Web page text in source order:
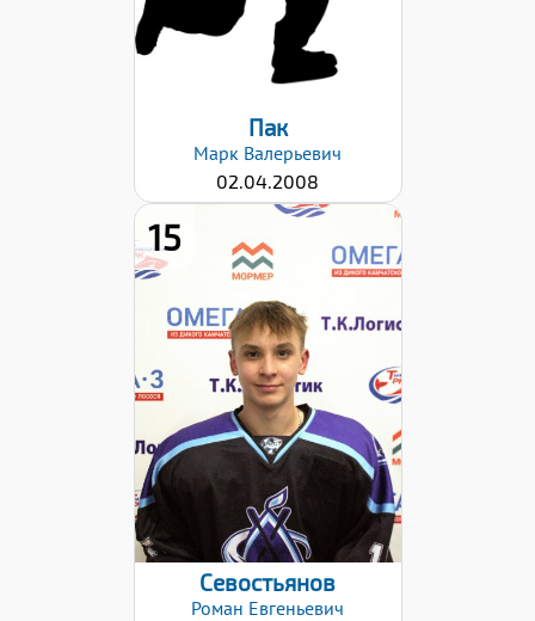
Дата заявки:
02.10.2023
Пак
Марк Валерьевич
02.04.2008
15
Рост:
161
Вес:
54
Хват клюшки:
Левый
Дата заявки:
02.10.2023
Севостьянов
Роман Евгеньевич